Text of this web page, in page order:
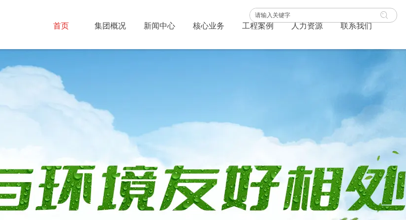
首页 集团概况 新闻中心 核心业务 工程案例 人力资源 联系我们